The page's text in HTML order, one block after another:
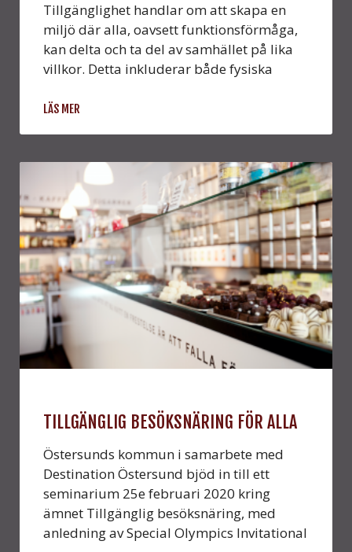
Tillgänglighet handlar om att skapa en
miljö där alla, oavsett funktionsförmåga,
kan delta och ta del av samhället på lika
villkor. Detta inkluderar både fysiska
LÄS MER
TILLGÄNGLIG BESÖKSNÄRING FÖR ALLA
Östersunds kommun i samarbete med
Destination Östersund bjöd in till ett
seminarium 25e februari 2020 kring
ämnet Tillgänglig besöksnäring, med
anledning av Special Olympics Invitational